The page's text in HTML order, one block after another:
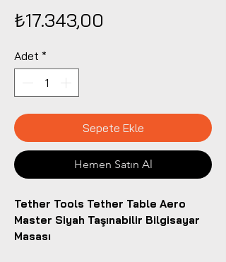
₺17.343,00
Adet *
Sepete Ekle
Hemen Satın Al
Tether Tools Tether Table Aero
Master Siyah Taşınabilir Bilgisayar
Masası